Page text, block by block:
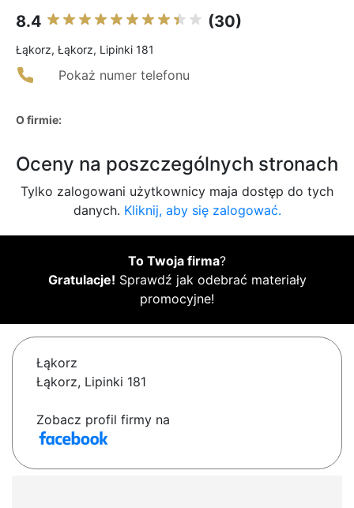
8.4 (30)
Łąkorz, Łąkorz, Lipinki 181
Pokaż numer telefonu
O firmie:
Oceny na poszczególnych stronach
Tylko zalogowani użytkownicy maja dostęp do tych
danych. Kliknij, aby się zalogować.
To Twoja firma?
Gratulacje! Sprawdź jak odebrać materiały
promocyjne!
Łąkorz
Łąkorz, Lipinki 181
Zobacz profil firmy na